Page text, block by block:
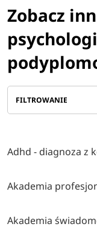
Zobacz
FILTROWANIE
Adhd - diagnoza z
Akademia